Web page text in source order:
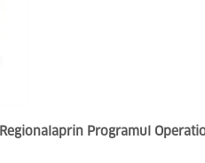
Programul